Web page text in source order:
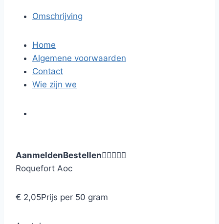
Omschrijving
Home
Algemene voorwaarden
Contact
Wie zijn we
AanmeldenBestellen
Roquefort Aoc
€ 2,05Prijs per 50 gram